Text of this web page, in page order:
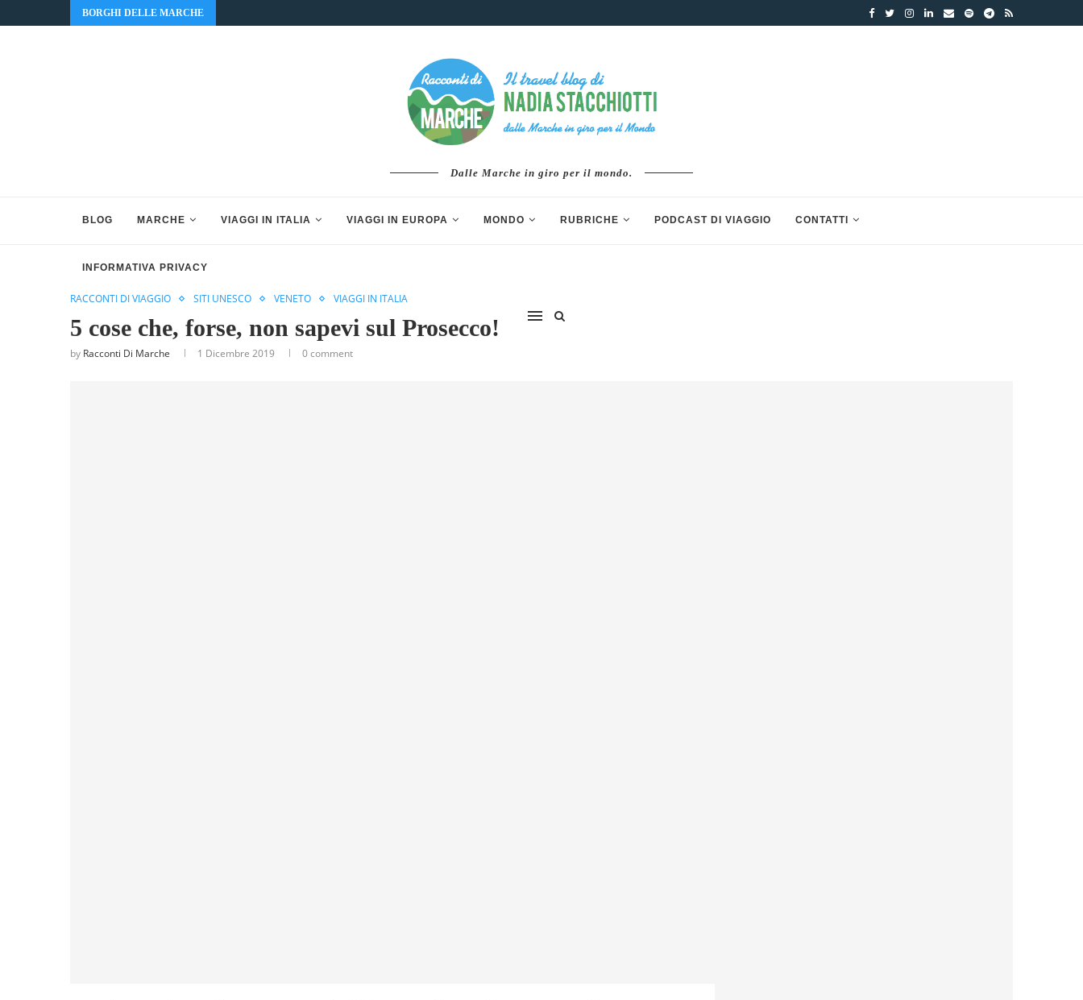
BORGHI DELLE MARCHE
Dalle Marche in giro per il mondo.
BLOG MARCHE VIAGGI IN ITALIA VIAGGI IN EUROPA MONDO RUBRICHE PODCAST DI VIAGGIO CONTATTI
INFORMATIVA PRIVACY
RACCONTI DI VIAGGIO SITI UNESCO VENETO VIAGGI IN ITALIA
5 cose che, forse, non sapevi sul Prosecco!
by Racconti Di Marche 1 Dicembre 2019 0 comment